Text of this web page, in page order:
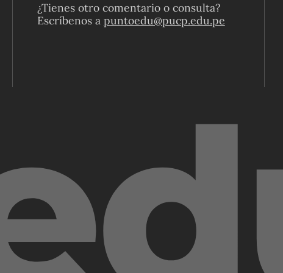
¿Tienes otro comentario o consulta?
Escríbenos a puntoedu@pucp.edu.pe